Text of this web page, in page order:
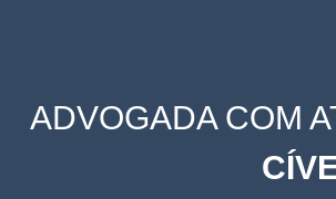
ADVOGADA COM